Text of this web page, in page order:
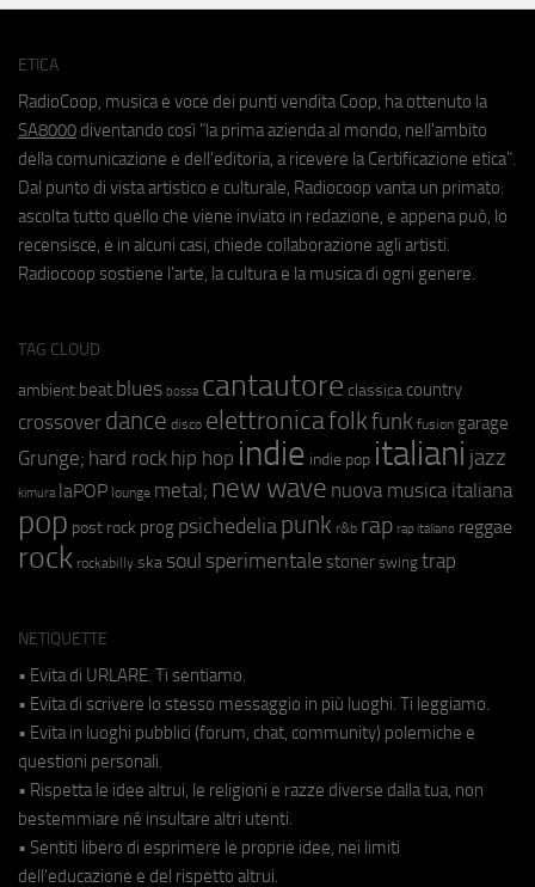
ETICA
RadioCoop, musica e voce dei punti vendita Coop, ha ottenuto la
SA8000 diventando così "la prima azienda al mondo, nell'ambito
della comunicazione e dell'editoria, a ricevere la Certificazione etica".
Dal punto di vista artistico e culturale, Radiocoop vanta un primato:
ascolta tutto quello che viene inviato in redazione, e appena può, lo
recensisce, e in alcuni casi, chiede collaborazione agli artisti.
Radiocoop sostiene l'arte, la cultura e la musica di ogni genere.
TAG CLOUD
ambient beat blues bossa cantautore classica country
crossover dance disco elettronicafolkfunk fusion garage
Grunge; hard rock hip hop indie indie pop italiani jazz
kimura laPOP lounge metal; new wave nuova musica italiana
pop post rock prog psichedeliapunk r&b rap rap italiano reggae
rock rockabilly ska soul sperimentale stoner swing trap
NETIQUETTE
• Evita di URLARE. Ti sentiamo.
• Evita di scrivere lo stesso messaggio in più luoghi. Ti leggiamo.
• Evita in luoghi pubblici (forum, chat, community) polemiche e
questioni personali.
• Rispetta le idee altrui, le religioni e razze diverse dalla tua, non
bestemmiare né insultare altri utenti.
• Sentiti libero di esprimere le proprie idee, nei limiti
dell'educazione e del rispetto altrui.